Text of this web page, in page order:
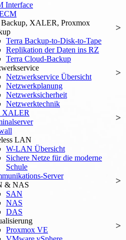
Interface
XALER, Proxmox
Terra Backup-to-Disk-to-Tape
Replikation der Daten ins RZ
Terra Cloud-Backup
Netzwerkservice Übersicht
Netzwerkplanung
Netzwerksicherheit
Netzwerktechnik
XALER
LAN
W-LAN Übersicht
Sichere Netze für die moderne
Schule
Server
& NAS
SAN
NAS
DAS
Proxmox VE